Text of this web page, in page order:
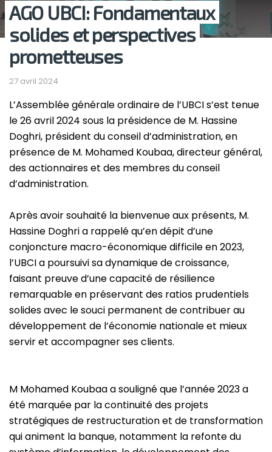
AGO UBCI: Fondamentaux
solides et perspectives
prometteuses
27 avril 2024
L’Assemblée générale ordinaire de l’UBCIs’est tenue
le 26 avril 2024 sous la présidence de M. Hassine
Doghri, président du conseil d’administration, en
présence de M. Mohamed Koubaa, directeur général,
des actionnaireset des membres du conseil
d’administration.
Après avoir souhaité la bienvenue aux présents, M.
Hassine Doghri a rappelé qu’en dépit d’une
conjoncture macro-économiquedifficile en 2023,
l’UBCI a poursuivi sa dynamique de croissance,
faisant preuve d’une capacité de résilience
remarquable en préservant des ratios prudentiels
solides avec le souci permanent de contribuer au
développement de l’économie nationale et mieux
servir et accompagner ses clients.
M Mohamed Koubaa a souligné que l’année 2023 a
été marquée par la continuité des projets
stratégiques de restructuration et de transformation
qui animent la banque, notamment la refonte du